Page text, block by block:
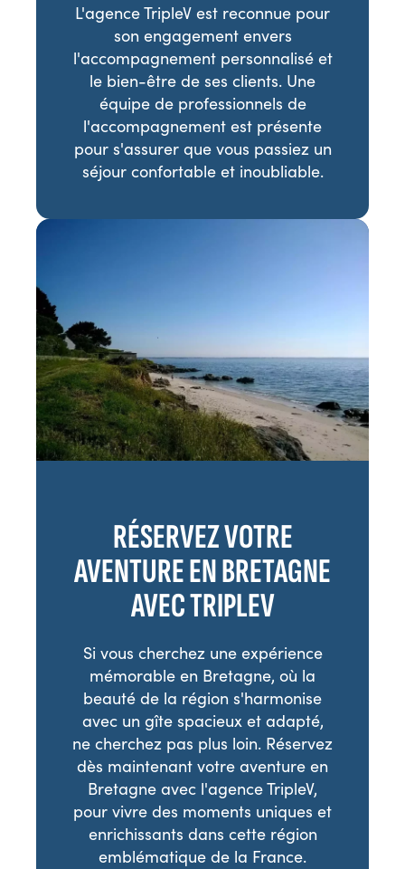
L'agence TripleV est reconnue pour
son engagement envers
l'accompagnement personnalisé et
le bien-être de ses clients. Une
équipe de professionnels de
l'accompagnement est présente
pour s'assurer que vous passiez un
séjour confortable et inoubliable.
RÉSERVEZ VOTRE
AVENTURE EN BRETAGNE
AVEC TRIPLEV
Si vous cherchez une expérience
mémorable en Bretagne, où la
beauté de la région s'harmonise
avec un gîte spacieux et adapté,
ne cherchez pas plus loin. Réservez
dès maintenant votre aventure en
Bretagne avec l'agence TripleV,
pour vivre des moments uniques et
enrichissants dans cette région
emblématique de la France.